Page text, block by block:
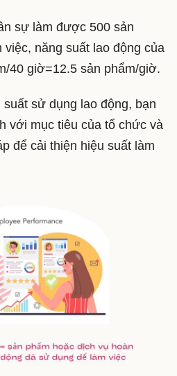
sự làm được 500 sản
năng suất lao động của
40 giờ=12.5 sản phẩm/giờ.
sử dụng lao động, bạn
với mục tiêu của tổ chức và
để cải thiện hiệu suất làm